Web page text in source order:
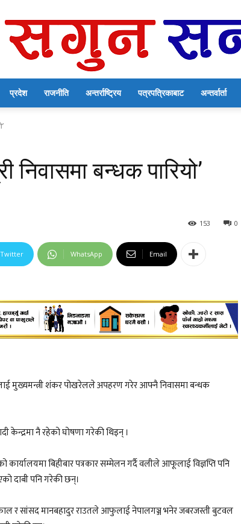
प्रदेश राजनीति अन्तर्राष्ट्रिय पत्रपत्रिकाबाट अन्तर्वार्ता
बन्धक पारियो’
0
153
Twitter WhatsApp Email
मुख्यमन्त्री शंकर पोखरेलले अपहरण गरेर आफ्नै निवासमा बन्धक
केन्द्रमा नै रहेको घोषणा गरेकी थिइन् ।
बिहीबार पत्रकार सम्मेलन गर्दै वलीले आफूलाई विज्ञप्ति पनि
दाबी पनि गरेकी छन्।
र सांसद मानबहादुर राउतले आफुलाई नेपालगञ्ज भनेर जबरजस्ती बुटवल